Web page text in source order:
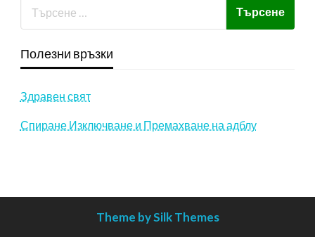
Полезни връзки
Здравен свят
Спиране Изключване и Премахване на адблу
Theme by Silk Themes